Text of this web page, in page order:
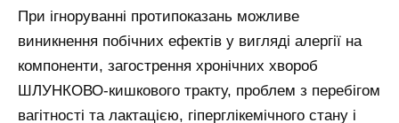
При ігноруванні протипоказань можливе
виникнення побічних ефектів у вигляді алергії на
компоненти, загострення хронічних хвороб
ШЛУНКОВО-кишкового тракту, проблем з перебігом
вагітності та лактацією, гіперглікемічного стану і